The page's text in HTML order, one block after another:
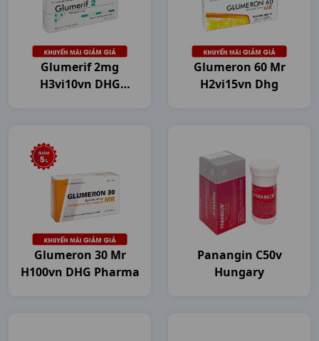
Glumerif 2mg
H3vi10vn DHG
Glumeron 60 Mr
H2vi15vn Dhg
Glumeron 30 Mr
H100vn DHG Pharma
Panangin C50v
Hungary